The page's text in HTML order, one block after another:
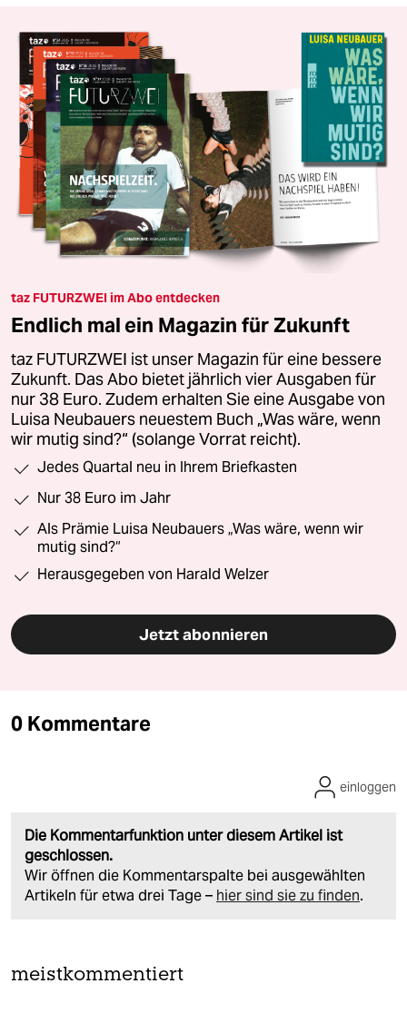
taz FUTURZWEI im Abo entdecken
Endlich mal ein Magazin für Zukunft
taz FUTURZWEI ist unser Magazin für eine bessere
Zukunft. Das Abo bietet jährlich vier Ausgaben für
nur 38 Euro. Zudem erhalten Sie eine Ausgabe von
Luisa Neubauers neuestem Buch „Was wäre, wenn
wir mutig sind?“ (solange Vorrat reicht).
Jedes Quartal neu in Ihrem Briefkasten
Nur 38 Euro im Jahr
Als Prämie Luisa Neubauers „Was wäre, wenn wir
mutig sind?“
Herausgegeben von Harald Welzer
Jetzt abonnieren
0 Kommentare
Die Kommentarfunktion unter diesem Artikel ist
geschlossen.
Wir öffnen die Kommentarspalte bei ausgewählten
Artikeln für etwa drei Tage – hier sind sie zu finden.
einloggen
meistkommentiert